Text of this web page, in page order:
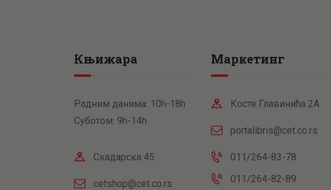
Књижара
Радним данима: 10h-18h
Суботом: 9h-14h
Скадарска 45
cetshop@cet.co.rs
Маркетинг
Косте Главинића 2А
portalibris@cet.co.rs
011/264-83-78
011/264-82-89